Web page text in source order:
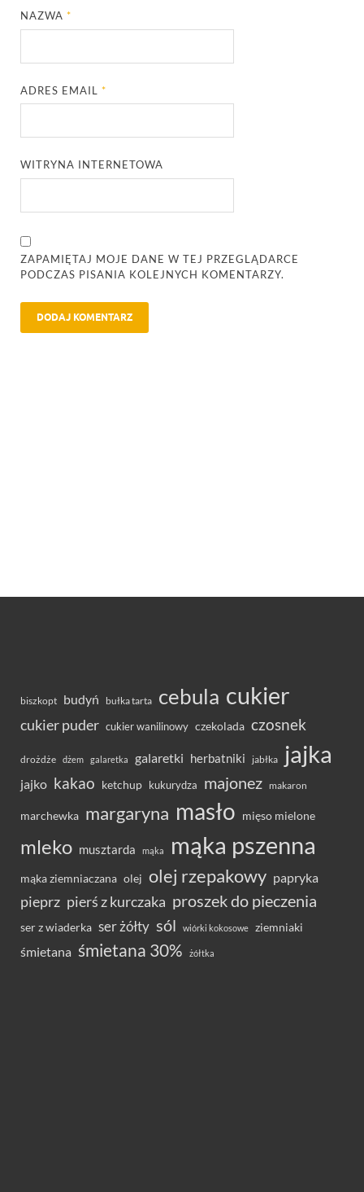
NAZWA*
ADRES EMAIL*
WITRYNA INTERNETOWA
ZAPAMIĘTAJ MOJE DANE W TEJ PRZEGLĄDARCE
PODCZAS PISANIA KOLEJNYCH KOMENTARZY.
biszkopt budyń bułka tarta cebula cukier
cukier puder cukier wanilinowy czekolada czosnek
drożdże dżem galaretka galaretki herbatniki jabłka jajka
jajko kakao ketchup kukurydza majonez makaron
marchewka margaryna masło mięso mielone
mleko musztarda mąka mąka pszenna
mąka ziemniaczana olej olej rzepakowy papryka
pieprz pierś z kurczaka proszek do pieczenia
ser z wiaderka ser żółty sól wiórki kokosowe ziemniaki
śmietana śmietana 30% żółtka